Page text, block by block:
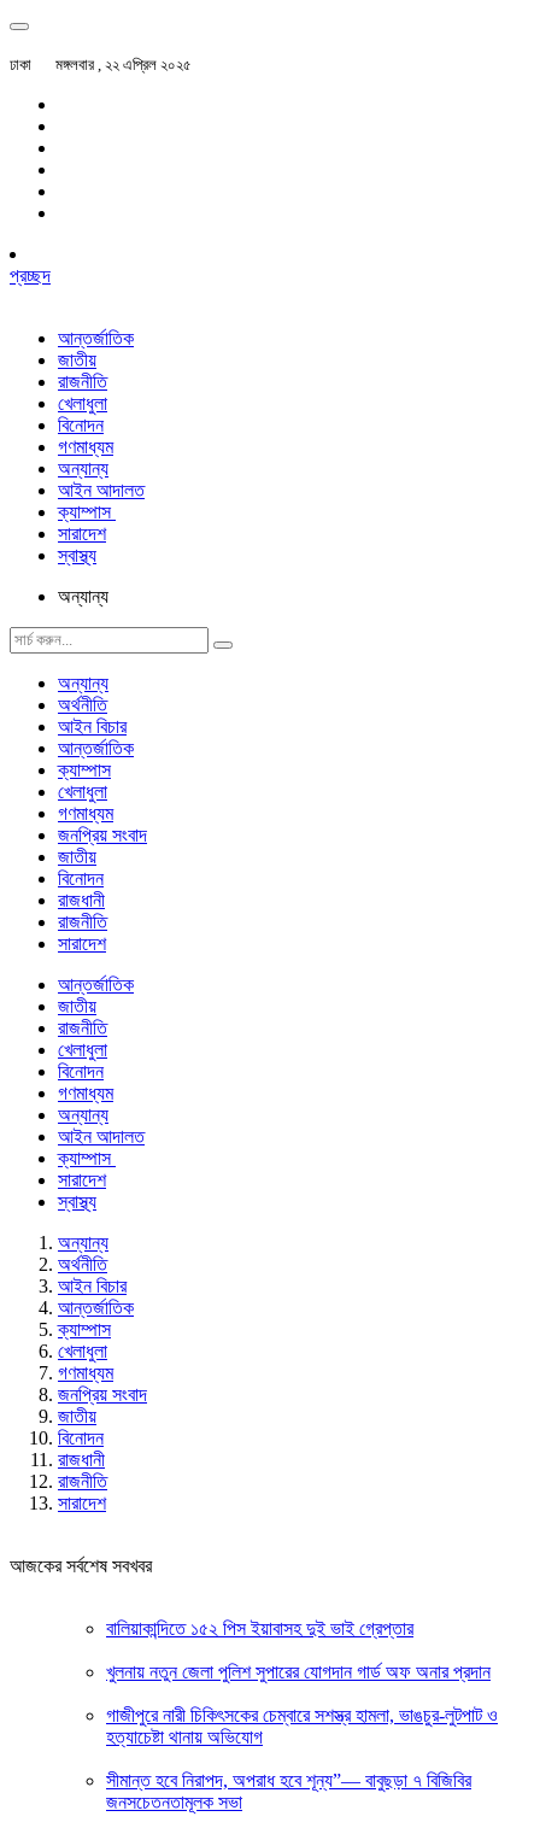
ঢাকা মঙ্গলবার , ২২ এপ্রিল ২০২৫
প্রচ্ছদ
আন্তর্জাতিক
জাতীয়
রাজনীতি
খেলাধুলা
বিনোদন
গণমাধ্যম
অন্যান্য
আইন আদালত
ক্যাম্পাস
সারাদেশ
স্বাস্থ্য
অন্যান্য
অন্যান্য
অর্থনীতি
আইন বিচার
আন্তর্জাতিক
ক্যাম্পাস
খেলাধুলা
গণমাধ্যম
জনপ্রিয় সংবাদ
জাতীয়
বিনোদন
রাজধানী
রাজনীতি
সারাদেশ
আন্তর্জাতিক
জাতীয়
রাজনীতি
খেলাধুলা
বিনোদন
গণমাধ্যম
অন্যান্য
আইন আদালত
ক্যাম্পাস
সারাদেশ
স্বাস্থ্য
অন্যান্য
অর্থনীতি
আইন বিচার
আন্তর্জাতিক
ক্যাম্পাস
খেলাধুলা
গণমাধ্যম
জনপ্রিয় সংবাদ
জাতীয়
বিনোদন
রাজধানী
রাজনীতি
সারাদেশ
আজকের সর্বশেষ সবখবর
বালিয়াকান্দিতে ১৫২ পিস ইয়াবাসহ দুই ভাই গ্রেপ্তার
খুলনায় নতুন জেলা পুলিশ সুপারের যোগদান গার্ড অফ অনার প্রদান
গাজীপুরে নারী চিকিৎসকের চেম্বারে সশস্ত্র হামলা, ভাঙচুর-লুটপাট ও
হত্যাচেষ্টা থানায় অভিযোগ
সীমান্ত হবে নিরাপদ, অপরাধ হবে শূন্য”— বাবুছড়া ৭ বিজিবির
জনসচেতনতামূলক সভা